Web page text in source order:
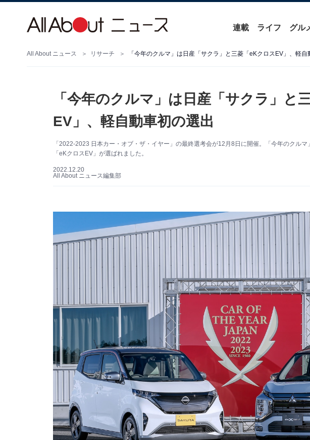
連載 ライフ グル
All About ニュース リサーチ 「今年のクルマ」は日産「サクラ」と三菱「eKクロスEV」、軽自
「今年のクルマ」は日産「サクラ」と
EV」、軽自動車初の選出
「2022-2023 日本カー・オブ・ザ・イヤー」の最終選考会が12月8日に開催。「今年のクル
「eKクロスEV」が選ばれました。
2022.12.20
All About ニュース編集部